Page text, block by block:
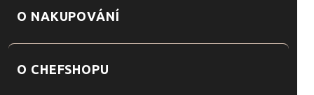
O NAKUPOVÁNÍ
O CHEFSHOPU